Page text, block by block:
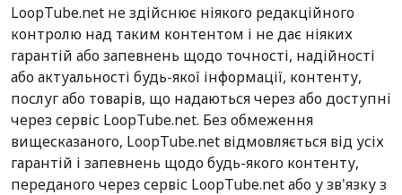
LoopTube.net не здійснює ніякого редакційного
контролю над таким контентом і не дає ніяких
гарантій або запевнень щодо точності, надійності
або актуальності будь-якої інформації, контенту,
послуг або товарів, що надаються через або доступні
через сервіс LoopTube.net. Без обмеження
вищесказаного, LoopTube.net відмовляється від усіх
гарантій і запевнень щодо будь-якого контенту,
переданого через сервіс LoopTube.net або у зв'язку з